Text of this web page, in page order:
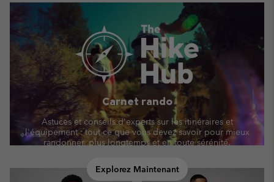
Carnet rando
Astuces et conseils d'experts sur les itinéraires et
l'équipement : tout ce que vous devez savoir pour mieux
randonner, plus longtemps et en toute sérénité.
Explorez Maintenant